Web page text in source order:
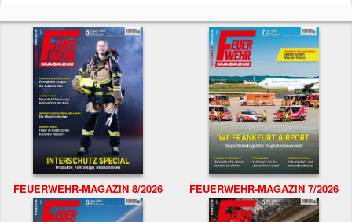
FEUERWEHR-MAGAZIN 8/2026 FEUERWEHR-MAGAZIN 7/2026